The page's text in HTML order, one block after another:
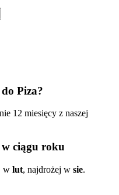
Piza?
12 miesięcy z naszej
w ciągu roku
w lut, najdrożej w sie.